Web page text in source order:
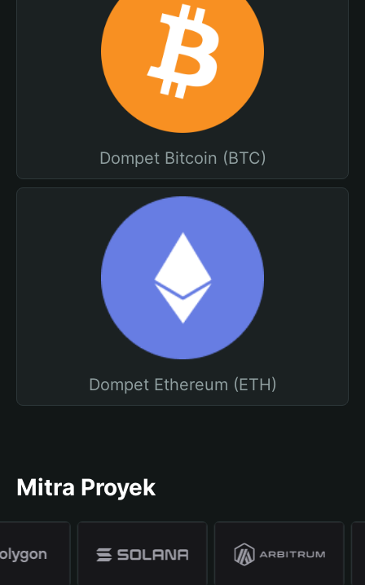
Dompet Bitcoin (BTC)
Dompet Ethereum (ETH)
Mitra Proyek